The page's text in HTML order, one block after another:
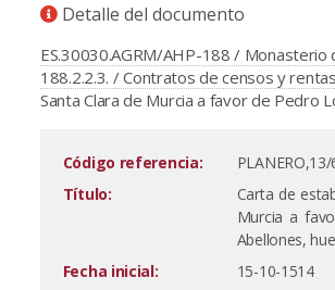
Detalle del documento
ES.30030.AGRM/AHP-188 / Monasterio
188.2.2.3. / Contratos de censos y rentas
Santa Clara de Murcia a favor de Pedro
Código referencia:
Título:
Carta de
Murcia a
Abellones,
Fecha inicial:
15-10-1514